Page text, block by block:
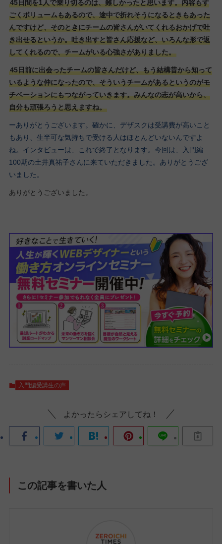
45日間を1人で乗り切るのは、難しかったと思います。内容もす
ごくボリュームもあるので、途中で折れそうになるときもあった
んですけど、そのときにチームの皆さんがいてくれるおかげで吐
き出せるというか。吐き出すと皆さん応援など、いろんな形で返
してくれるので、チームがいる心強さがありました。
45日前に出会ったチームの皆さんだけど、もう結構昔から知って
いるような仲になったので、そういうチームがあるというのがモ
チベーションにもつながっていきます。みんなの志が高いから、
自分も頑張ろうと思えますね。
ーありがとうございます。 確かに、デザスクは受講費が高いこと
もあり、生半可な気持ちで受ける人はほとんどいないんですよ
ね。インタビューは、これで終了となります。今回は、入門編
100期の土井真祐子さんに来ていただきました。ありがとうござ
いました。
ありがとうございました。
入門編受講生の声
よかったらシェアしてね！
この記事を書いた人